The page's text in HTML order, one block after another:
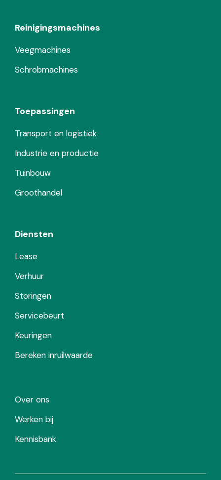
Reinigingsmachines
Veegmachines
Schrobmachines
Toepassingen
Transport en logistiek
Industrie en productie
Tuinbouw
Groothandel
Diensten
Lease
Verhuur
Storingen
Servicebeurt
Keuringen
Bereken inruilwaarde
Over ons
Werken bij
Kennisbank